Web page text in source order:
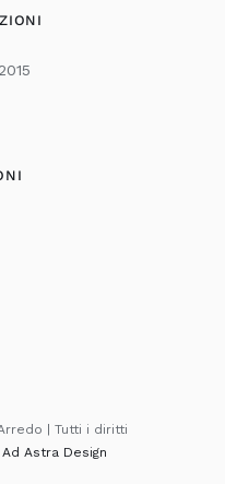
| Tutti i diritti
Ad Astra Design